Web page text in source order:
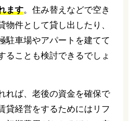
ます。住み替えなどで空き
物件として貸し出したり、
駐車場やアパートを建てて
ることも検討できるでしょ
れば、老後の資金を確保で
貸経営をするためにはリフ